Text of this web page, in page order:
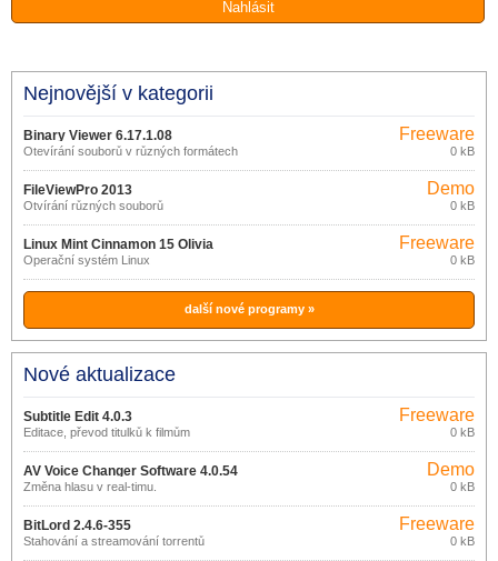
Nejnovější v kategorii
Binary Viewer 6.17.1.08
Otevírání souborů v různých formátech
Freeware
0 kB
FileViewPro 2013
Otvírání různých souborů
Demo
0 kB
Linux Mint Cinnamon 15 Olivia
Operační systém Linux
Freeware
0 kB
další nové programy »
Nové aktualizace
Subtitle Edit 4.0.3
Editace, převod titulků k filmům
Freeware
0 kB
AV Voice Changer Software 4.0.54
Změna hlasu v real-timu.
Demo
0 kB
BitLord 2.4.6-355
Stahování a streamování torrentů
Freeware
0 kB